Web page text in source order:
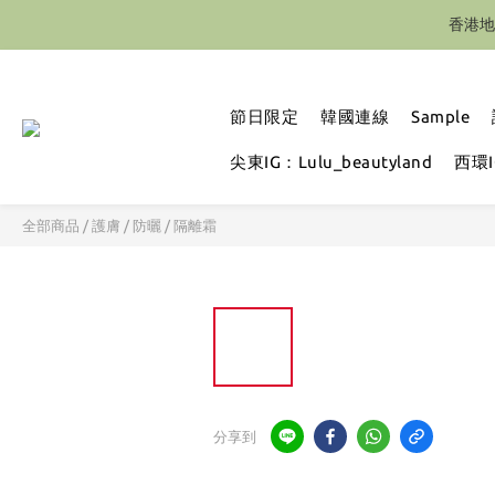
節日限定 韓國連線 Sample
尖東IG：Lulu_beautyland 西環
全部商品 / 護膚 / 防曬 / 隔離霜
分享到